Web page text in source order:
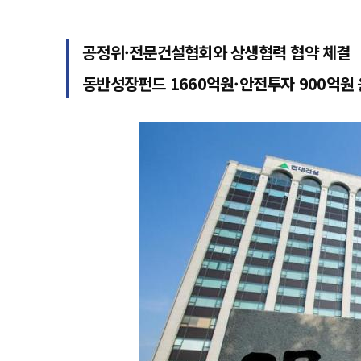
공정위·전문건설협회와 상생협력 협약 체결
동반성장펀드 1660억원·안전투자 900억원